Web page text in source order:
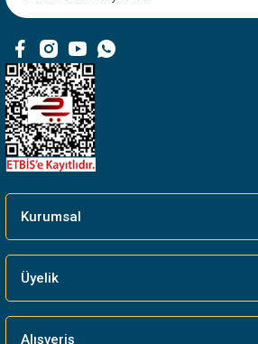
Bu ürüne benzer farklı alternatifler olmalı.
Kurumsal
Üyelik
Alışveriş